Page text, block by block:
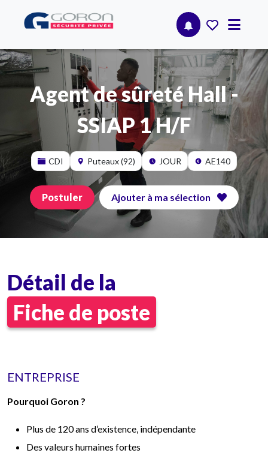
Agent de sûreté Hall -
SSIAP 1 H/F
CDI Puteaux (92) JOUR AE140
Postuler Ajouter à ma sélection
Détail de la
Fiche de poste
ENTREPRISE
Pourquoi Goron ?
Plus de 120 ans d’existence, indépendante
Des valeurs humaines fortes